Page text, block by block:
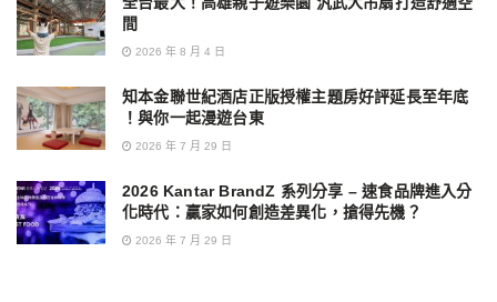
間
2026 年 8 月 4 日
知本金聯世紀酒店正版授權主題房好評延長至年底
！與你一起漫遊台東
2026 年 7 月 29 日
2026 Kantar BrandZ 系列分享 – 速食品牌進入分
化時代：贏家如何創造差異化，搶得先機？
2026 年 7 月 29 日